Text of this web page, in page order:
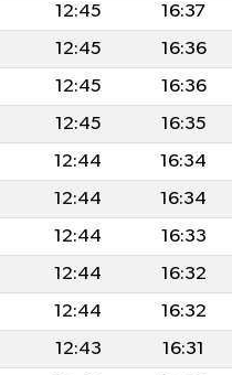
12:45 16:37
12:45 16:36
12:45 16:36
12:45 16:35
12:44 16:34
12:44 16:34
12:44 16:33
12:44 16:32
12:44 16:32
12:43 16:31